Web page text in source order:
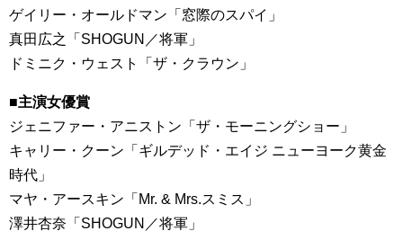
ゲイリー・オールドマン「窓際のスパイ」
真田広之「SHOGUN／将軍」
ドミニク・ウェスト「ザ・クラウン」
■主演女優賞
ジェニファー・アニストン「ザ・モーニングショー」
キャリー・クーン「ギルデッド・エイジ ニューヨーク黄金
時代」
マヤ・アースキン「Mr. & Mrs.スミス」
澤井杏奈「SHOGUN／将軍」